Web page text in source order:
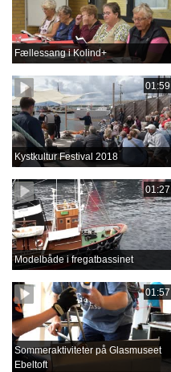
Fællessang i Kolind+
01:59
Kystkultur Festival 2018
01:27
Modelbåde i fregatbassinet
01:57
Sommeraktiviteter på Glasmuseet
Ebeltoft